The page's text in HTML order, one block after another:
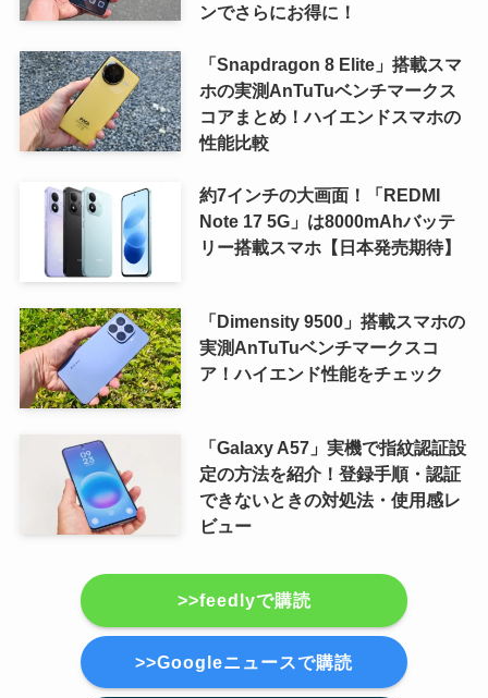
ンでさらにお得に！
「Snapdragon 8 Elite」搭載スマ
ホの実測AnTuTuベンチマークス
コアまとめ！ハイエンドスマホの
性能比較
約7インチの大画面！「REDMI
Note 17 5G」は8000mAhバッテ
リー搭載スマホ【日本発売期待】
「Dimensity 9500」搭載スマホの
実測AnTuTuベンチマークスコ
ア！ハイエンド性能をチェック
「Galaxy A57」実機で指紋認証設
定の方法を紹介！登録手順・認証
できないときの対処法・使用感レ
ビュー
>>feedlyで購読
>>Googleニュースで購読